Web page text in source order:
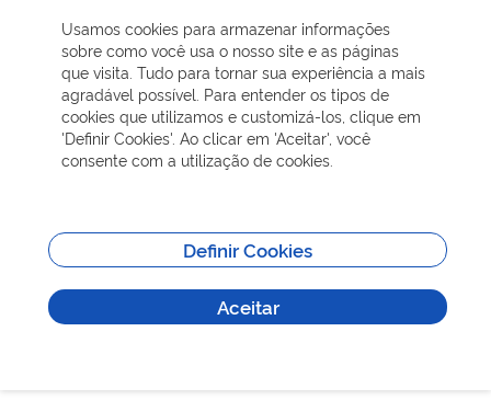
EDUCAÇÃO AMBIENTAL
NOTÍCIAS
VISITAÇÃO
MAIS INFORMAÇÕES
Usamos cookies para armazenar informações
sobre como você usa o nosso site e as páginas
que visita. Tudo para tornar sua experiência a mais
agradável possível. Para entender os tipos de
cookies que utilizamos e customizá-los, clique em
'Definir Cookies'. Ao clicar em 'Aceitar', você
consente com a utilização de cookies.
Definir Cookies
Aceitar